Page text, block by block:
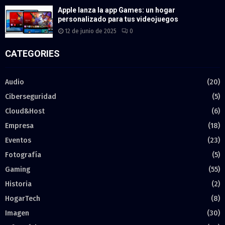
Apple lanza la app Games: un hogar
personalizado para tus videojuegos
12 de junio de 2025 0
CATEGORIES
Audio
(20)
Ciberseguridad
(5)
Cloud&Host
(6)
Empresa
(18)
Eventos
(23)
Fotografía
(5)
Gaming
(55)
Historia
(2)
HogarTech
(8)
Imagen
(30)